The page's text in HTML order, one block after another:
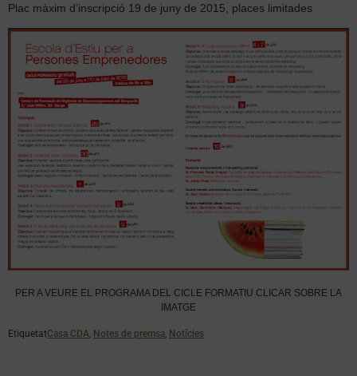
Plac màxim d’inscripció 19 de juny de 2015, places limitades
PER A VEURE EL PROGRAMA DEL CICLE FORMATIU CLICAR SOBRE LA
IMATGE
EtiquetatCasa CDA, Notes de premsa, Notícies